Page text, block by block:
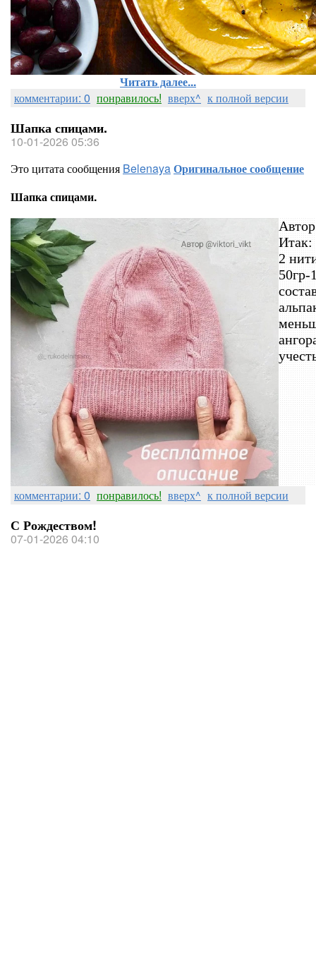
Читать далее...
комментарии: 0 понравилось! вверх^ к полной версии
Шапка спицами.
10-01-2026 05:36
Это цитата сообщения BelenayaОригинальное сообщение
Шапка спицами.
Итак:
2
комментарии: 0 понравилось! вверх^ к полной версии
С Рождеством!
07-01-2026 04:10